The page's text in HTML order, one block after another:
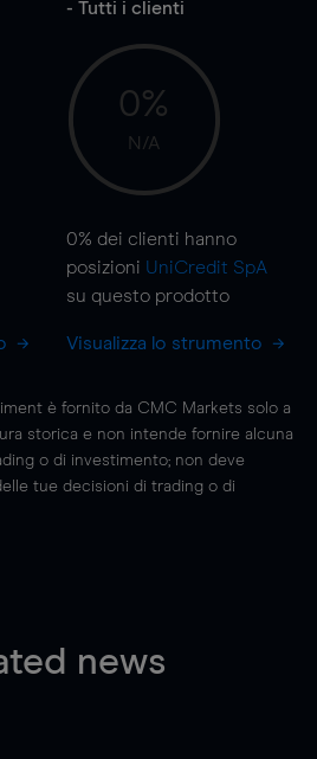
- Tutti i clienti
0%
N/A
0% dei clienti hanno
posizioni UniCredit SpA
su questo prodotto
Visualizza lo strumento
è fornito da CMC Markets solo a
storica e non intende fornire alcuna
o di investimento; non deve
tue decisioni di trading o di
news